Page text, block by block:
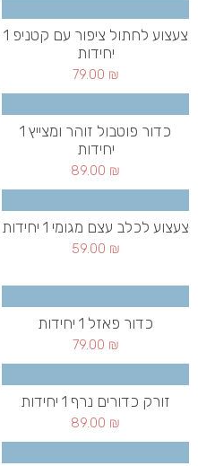
צעצוע לחתול ציפור עם קטניפ 1
יחידות
79.00 ₪
כדור פוטבול זוהר ומצייץ 1
יחידות
89.00 ₪
צעצוע לכלב עצם מגומי 1 יחידות
59.00 ₪
כדור פאזל 1 יחידות
79.00 ₪
זורק כדורים נרף 1 יחידות
89.00 ₪